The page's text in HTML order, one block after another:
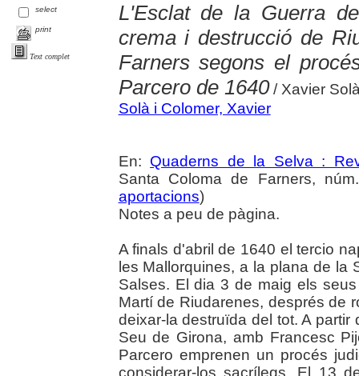
select
print
Text complet
L'Esclat de la Guerra
crema i destrucció de
Farners segons el
Parcero de 1640/ Xavier
Solà i Colomer, Xavier
En: Quaderns de la Selva :
Santa Coloma de Farners,
aportacions)
Notes a peu de pàgina.
A finals d'abril de 1640 el tercio
les Mallorquines, a la plana de la
Salses. El dia 3 de maig els
Martí de Riudarenes, després de
deixar-la destruïda del tot. A
Seu de Girona, amb Francesc
Parcero emprenen un procés